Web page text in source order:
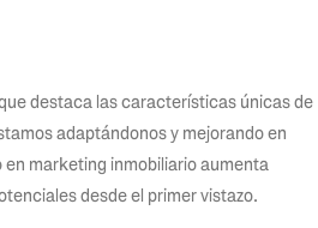
destaca las características únicas de
adaptándonos y mejorando en
marketing inmobiliario aumenta
desde el primer vistazo.